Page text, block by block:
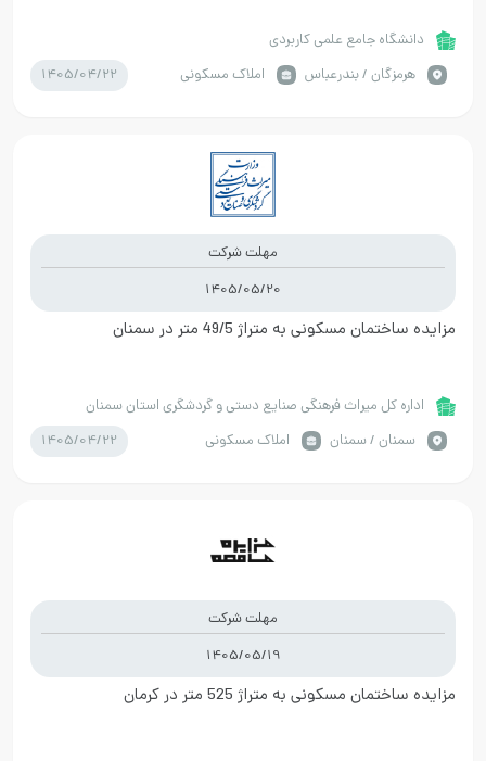
دانشگاه جامع علمی کاربردی
هرمزگان / بندرعباس
املاک مسکونی 1405/04/22
مهلت شرکت
1405/05/20
مزایده ساختمان مسکونی به متراژ 49/5 متر در سمنان
اداره کل میراث فرهنگی صنایع دستی و گردشگری استان سمنان
سمنان / سمنان
املاک مسکونی 1405/04/22
مهلت شرکت
1405/05/19
مزایده ساختمان مسکونی به متراژ 525 متر در کرمان